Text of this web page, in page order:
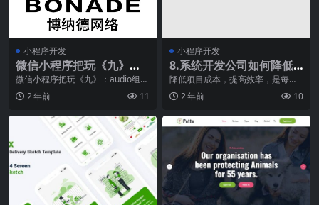
小程序开发
微信小程序把玩《九》：a
udio组件，image组件，
video组件
微信小程序把玩《九》：audio组
件，image组件，video组件时间：
2022 年前 11
小程序开发
8.系统开发公司如何降低
项目成本？
降低项目成本，提高效率，是每个
系统开发公司都追求的目标。针对
这一需求，我公司研发
2 年前 10